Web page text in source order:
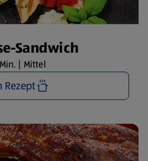
Sandwich
| Mittel
Rezept